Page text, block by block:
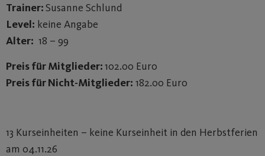
Trainer:Susanne Schlund
Level: keine Angabe
Alter: 18 – 99
Preis für Mitglieder:102.00 Euro
Preis für Nicht-Mitglieder: 182.00 Euro
13 Kurseinheiten – keine Kurseinheit in den Herbstferien
am 04.11.26